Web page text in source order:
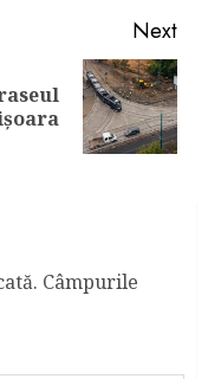
Next
Câmpurile